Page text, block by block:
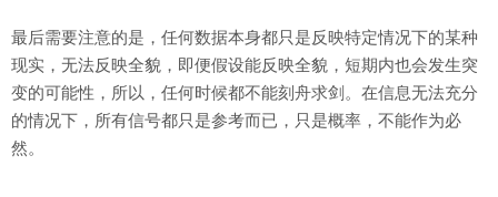
最后需要注意的是，任何数据本身都只是反映特定情况下的某种
现实，无法反映全貌，即便假设能反映全貌，短期内也会发生突
变的可能性，所以，任何时候都不能刻舟求剑。在信息无法充分
的情况下，所有信号都只是参考而已，只是概率，不能作为必
然。